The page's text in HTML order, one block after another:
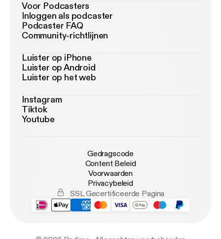
Voor Podcasters
Inloggen als podcaster
Podcaster FAQ
Community-richtlijnen
Luister op iPhone
Luister op Android
Luister op het web
Instagram
Tiktok
Youtube
Gedragscode
Content Beleid
Voorwaarden
Privacybeleid
SSL Gecertificeerde Pagina